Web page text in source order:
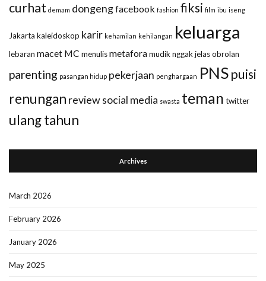
curhat demam dongengfacebook fashion fiksi film ibu iseng
Jakarta kaleidoskop karir kehamilan kehilangan keluarga
lebaran macet MC menulismetaforamudiknggak jelasobrolan
parenting pasangan hidup pekerjaan penghargaan PNSpuisi
renungan reviewsocial media swasta teman twitter
ulang tahun
Archives
March 2026
February 2026
January 2026
May 2025